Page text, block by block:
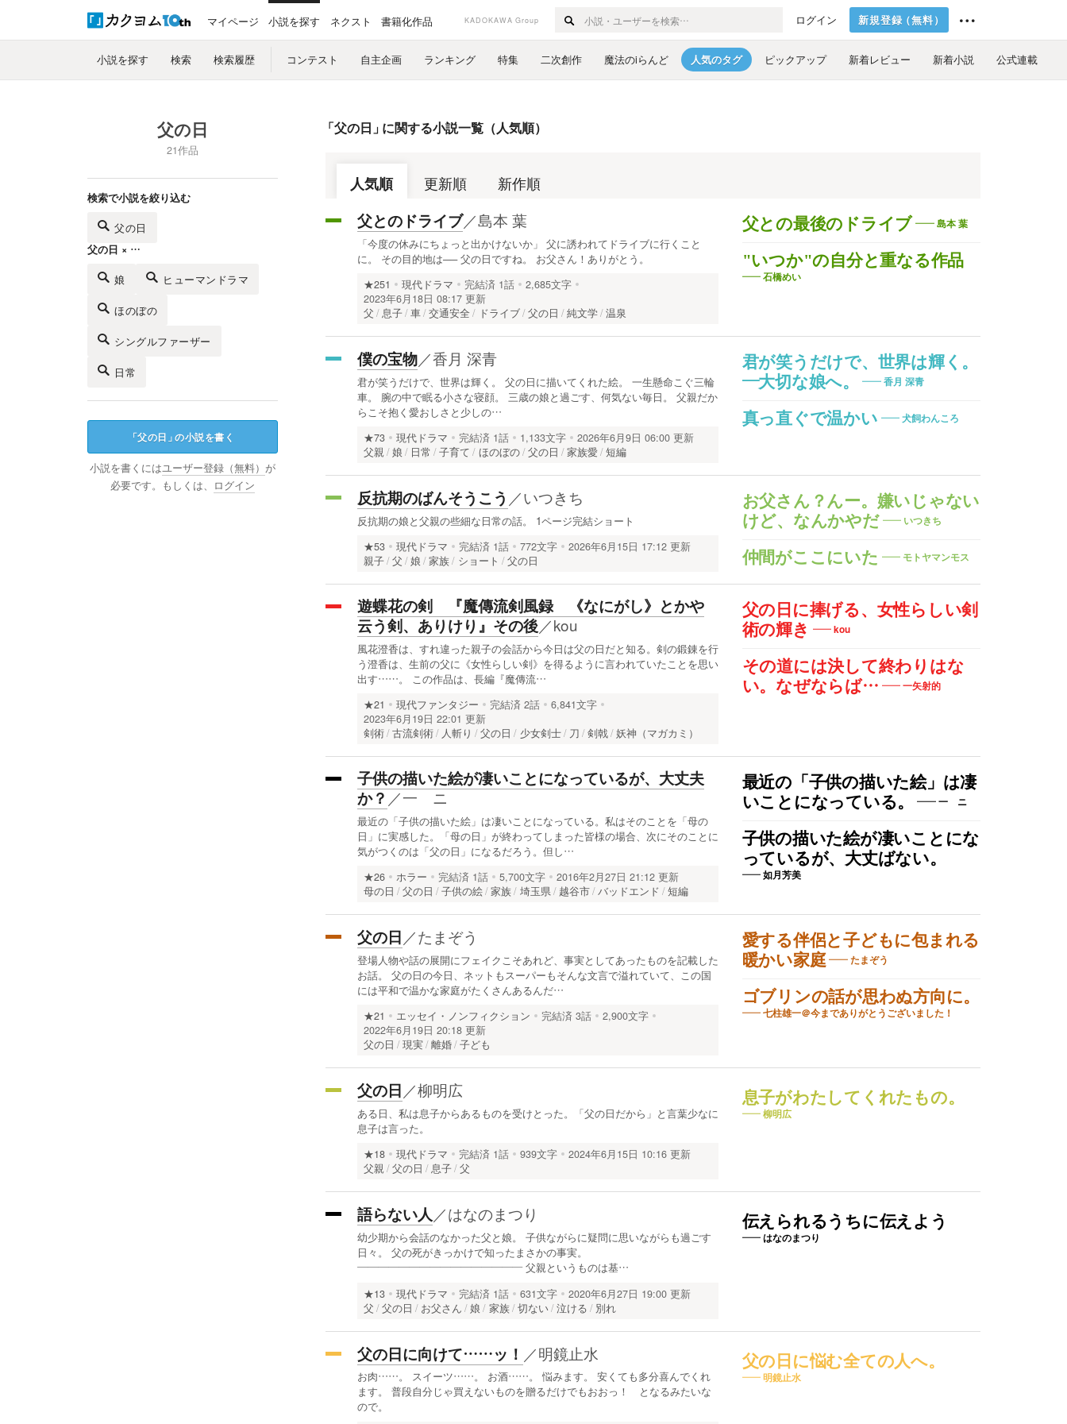
マイページ 小説を探す ネクスト 書籍化作品 KADOKAWA Group ログイン 新規登録（無料）
小説を探す 検索 検索履歴 コンテスト 自主企画 ランキング 特集 二次創作 魔法のiらんど 人気のタグ ピックアップ 新着レビュー 新着小説 公式連載
父の日
21作品
検索で小説を絞り込む
父の日
父の日 × …
娘 ヒューマンドラマ
ほのぼの
シングルファーザー
日常
「父の日 」の小説を書く
小説を書くにはユーザー登録（無料） が
必要です。もしくは、
ログイン
「父の日 」に関する小説一覧（人気順）
人気順 更新順 新作順
父との最後のドライブ 島本 葉
"いつか"の自分と重なる作品
石橋めい
父とのドライブ／島本 葉
「今度の休みにちょっと出かけないか」 父に誘われてドライブに行くこと
に。 その目的地は── 父の日ですね。 お父さん！ありがとう。
★251 現代ドラマ 完結済 1話
2,685文字
2023年6月18日 08:17 更新
父
息子 車 交通安全 ドライブ 父の日 純文学 温泉
君が笑うだけで、世界は輝く。
―大切な娘へ。
香月 深青
真っ直ぐで温かい 犬飼わんころ
僕の宝物／香月 深青
君が笑うだけで、世界は輝く。 父の日に描いてくれた絵。 一生懸命こぐ三輪
車。 腕の中で眠る小さな寝顔。 三歳の娘と過ごす、何気ない毎日。 父親だか
らこそ抱く愛おしさと少しの…
★73 現代ドラマ 完結済 1話 1,133文字
2026年6月9日 06:00 更新
父親 娘 日常 子育て ほのぼの 父の日 家族愛 短編
お父さん？んー。嫌いじゃない
けど、なんかやだ
いつきち
仲間がここにいた モトヤマンモス
反抗期のばんそうこう ／いつきち
反抗期の娘と父親の些細な日常の話。 1ページ完結ショート
★53 現代ドラマ 完結済 1話 772文字
2026年6月15日 17:12 更新
親子 父 娘 家族 ショート 父の日
父の日に捧げる、女性らしい剣
術の輝き
kou
その道には決して終わりはな
い。なぜならば…
一矢射的
遊蝶花の剣 『魔傳流剣風録 《なにがし》とかや
云う剣、ありけり』その後／kou
風花澄香は、すれ違った親子の会話から今日は父の日だと知る。剣の鍛錬を行
う澄香は、生前の父に《女性らしい剣》を得るように言われていたことを思い
出す……。 この作品は、長編『魔傳流…
★21 現代ファンタジー 完結済 2話
6,841文字
2023年6月19日 22:01 更新
剣術 古流剣術 人斬り 父の日 少女剣士 刀 剣戟 妖神（マガカミ）
最近の「子供の描いた絵」は凄
いことになっている。
一 ニ
子供の描いた絵が凄いことにな
っているが、大丈ばない。
如月芳美
子供の描いた絵が凄いことになっているが、大丈夫
か？ ／一 ニ
最近の「子供の描いた絵」は凄いことになっている。私はそのことを「母の
日」に実感した。「母の日」が終わってしまった皆様の場合、次にそのことに
気がつくのは「父の日」になるだろう。但し…
★26 ホラー 完結済 1話 5,700文字
2016年2月27日 21:12 更新
母の日
父の日 子供の絵 家族 埼玉県 越谷市 バッドエンド 短編
愛する伴侶と子どもに包まれる
暖かい家庭
たまぞう
ゴブリンの話が思わぬ方向に。
七柱雄一＠今までありがとうございました！
父の日 ／たまぞう
登場人物や話の展開にフェイクこそあれど、事実としてあったものを記載した
お話。 父の日の今日、ネットもスーパーもそんな文言で溢れていて、この国
には平和で温かな家庭がたくさんあるんだ…
★21 エッセイ・ノンフィクション 完結済 3話
2,900文字
2022年6月19日 20:18 更新
父の日
現実 離婚 子ども
息子がわたしてくれたもの。
柳明広
父の日 ／柳明広
ある日、私は息子からあるものを受けとった。「父の日だから」と言葉少なに
息子は言った。
★18 現代ドラマ 完結済 1話 939文字
2024年6月15日 10:16 更新
父親 父の日 息子 父
伝えられるうちに伝えよう
はなのまつり
語らない人／はなのまつり
幼少期から会話のなかった父と娘。 子供ながらに疑問に思いながらも過ごす
日々。 父の死がきっかけで知ったまさかの事実。
―――――――――――――――― 父親というものは基…
★13 現代ドラマ 完結済 1話 631文字
2020年6月27日 19:00 更新
父
父の日 お父さん 娘 家族 切ない 泣ける 別れ
父の日に悩む全ての人へ。
明鏡止水
父の日に向けて……ッ！ ／明鏡止水
お肉……。 スイーツ……。 お酒……。 悩みます。 安くても多分喜んでくれ
ます。 普段自分じゃ買えないものを贈るだけでもおおっ！ となるみたいな
ので。